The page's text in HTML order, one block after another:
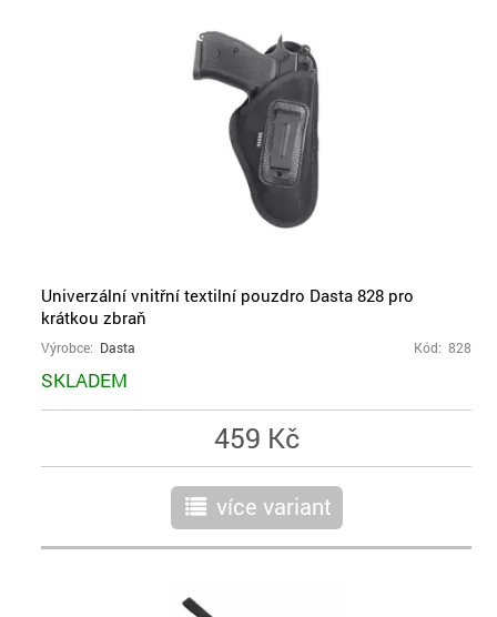
Univerzální vnitřní textilní pouzdro Dasta 828 pro
krátkou zbraň
Výrobce: Dasta Kód: 828
SKLADEM
459 Kč
r více variant